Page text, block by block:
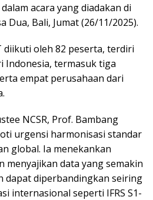
acara yang diadakan di
Dua, Bali, Jumat (26/11/2025).
diikuti oleh 82 peserta, terdiri
Indonesia, termasuk tiga
empat perusahaan dari
NCSR, Prof. Bambang
urgensi harmonisasi standar
global. Ia menekankan
menyajikan data yang semakin
dapat diperbandingkan seiring
internasional seperti IFRS S1-